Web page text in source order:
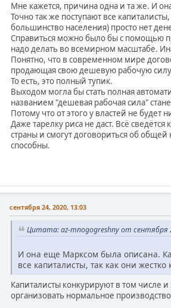
Мне кажется, причина одна и та же. И
Точно так же поступают все
большинство населения) просто нет
Справиться можно было бы с помощью
надо делать во всемирном масштабе.
Понятно, что в современном мире
продающая свою дешевую рабочую
То есть, это полный тупик.
Выходом могла бы стать полная
названием "дешевая рабочая сила"
Потому что от этого у властей не
Даже тарелку риса не даст. Всё
страны и смогут договориться об
способны.
сентября 24, 2020, 13:03
Цитата: az-mnogogreshny от сентября
И она еще Марксом была описана.
все капиталисты, так как они жестко
Капиталисты конкурируют в том числе
организовать нормальное